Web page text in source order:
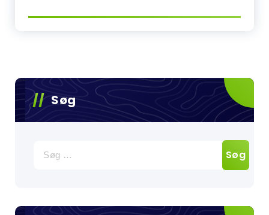
Søg
efter: